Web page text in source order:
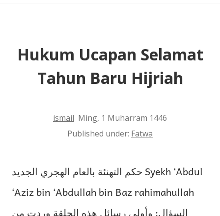
Hukum Ucapan Selamat
Tahun Baru Hijriah
ismail Ming, 1 Muharram 1446
Published under: Fatwa
حكم التهنئة بالعام الهجري الجديد Syekh ‘Abdul
‘Aziz bin ‘Abdullah bin Baz rahimahullah
السؤال: وأولى رسائل هذه الحلقة وردت من